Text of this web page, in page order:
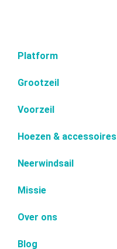
Platform
Grootzeil
Voorzeil
Hoezen & accessoires
Neerwindsail
Missie
Over ons
Blog